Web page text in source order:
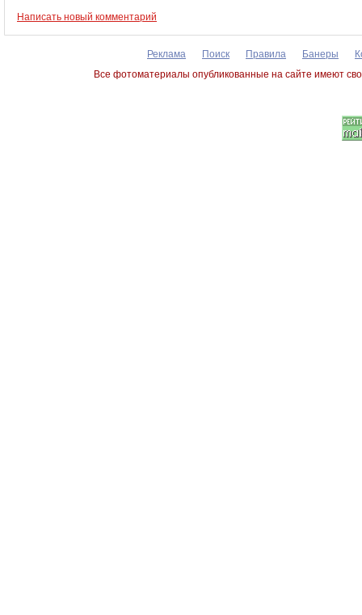
Написать новый комментарий
Реклама Поиск Правила Банеры
Все фотоматериалы опубликованные на сайте имеют